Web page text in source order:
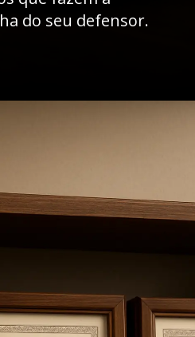
do seu defensor.